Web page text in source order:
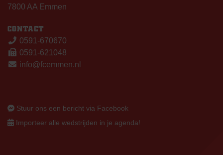
7800 AA Emmen
CONTACT
0591-670670
0591-621048
info@fcemmen.nl
Stuur ons een bericht via Facebook
Importeer alle wedstrijden in je agenda!